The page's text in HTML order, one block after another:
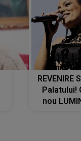
Tania
REVENIRE
Palatului!
nou